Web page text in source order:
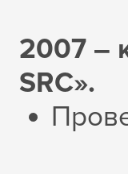
2007 –
SRC».